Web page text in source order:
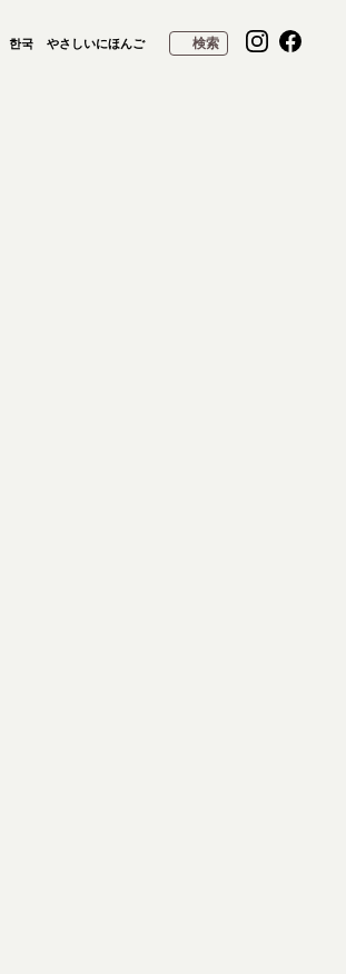
한국 やさしいにほんご 検索